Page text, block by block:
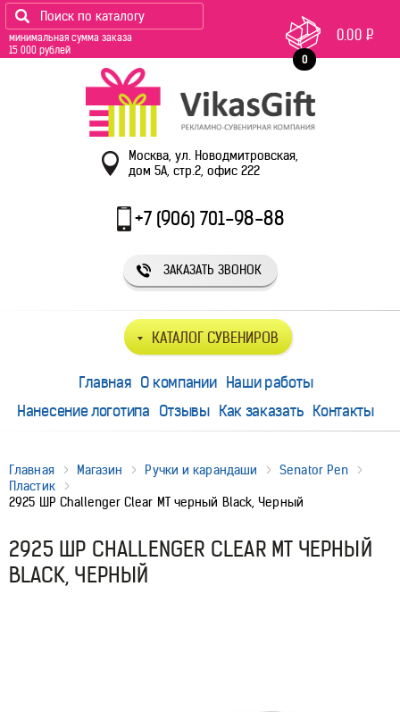
минимальная сумма заказа
15 000 рублей
0
0.00 Р
Москва, ул. Новодмитровская,
дом 5А, стр.2, офис 222
+7 (906) 701-98-88
ЗАКАЗАТЬ ЗВОНОК
КАТАЛОГ СУВЕНИРОВ
Главная О компании Наши работы
Нанесение логотипа Отзывы Как заказать Контакты
Главная Магазин Ручки и карандаши
Senator Pen
Пластик
2925 ШР Challenger Clear MT черный Black, Черный
2925 ШР CHALLENGER CLEAR MT ЧЕРНЫЙ
BLACK, ЧЕРНЫЙ